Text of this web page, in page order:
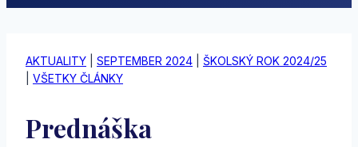
AKTUALITY SEPTEMBER 2024
ŠKOLSKÝ ROK 2024/25
VŠETKY ČLÁNKY
Prednáška